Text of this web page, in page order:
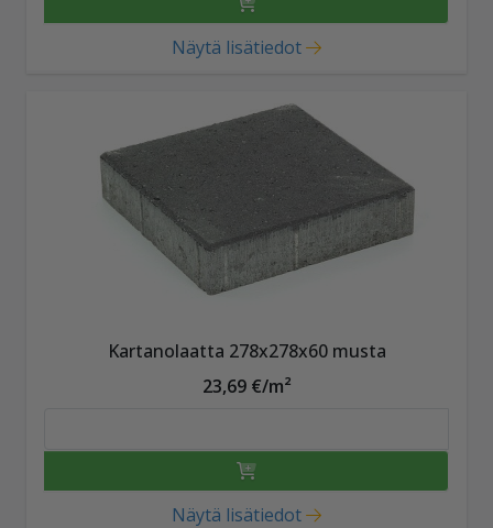
Näytä lisätiedot
Kartanolaatta 278x278x60 musta
23,69 €/m²
Näytä lisätiedot